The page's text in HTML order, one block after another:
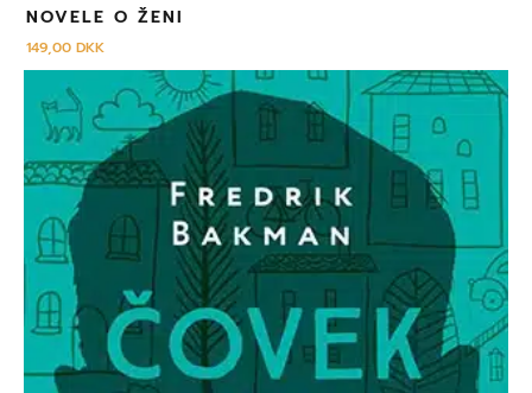
NOVELE O ŽENI
149,00DKK